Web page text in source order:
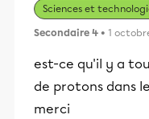
Sciences et
Secondaire 4 • 1
est-ce qu'il y a
de protons dans
merci